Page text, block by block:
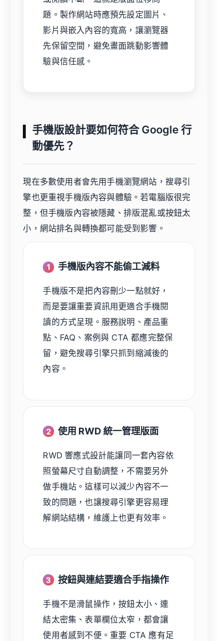
題。製作網站時應預先設定圖片、
影片與嵌入內容的寬高，讓瀏覽器
先保留空間，避免畫面跳動影響體
驗與信任感。
手機版設計要如何符合 Google 行
動優先？
現在多數使用者會先用手機瀏覽網站，搜尋引
擎也更重視手機版內容與體驗。若電腦版很完
整，但手機版內容被隱藏、排版混亂或按鈕太
小，網站排名與轉換都可能受到影響。
1 手機版內容不能偷工減料
手機版不是把內容刪少一點就好，
而是要讓重要資訊用更適合手機閱
讀的方式呈現。服務說明、產品重
點、FAQ、案例與 CTA 都應完整保
留，避免搜尋引擎只抓到縮減後的
內容。
2 使用 RWD 統一管理版面
RWD 響應式設計能讓同一套內容依
照螢幕尺寸自動調整，不需要另外
做手機站。這樣可以減少內容不一
致的問題，也讓搜尋引擎更容易理
解網站結構，維護上也更有效率。
3 按鈕與連結要適合手指操作
手機不是滑鼠操作，按鈕太小、連
結太密集、表單欄位太窄，都會讓
使用者感到不便。重要 CTA 應有足